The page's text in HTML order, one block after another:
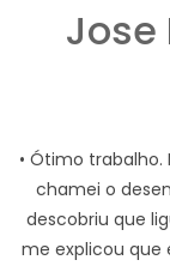
Jose
• Ótimo
chamei o
descobriu que
me explicou que